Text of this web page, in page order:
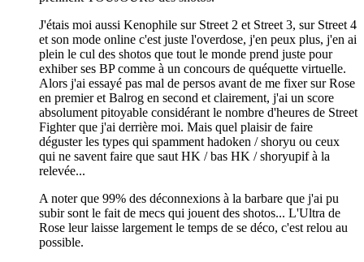
J'étais moi aussi Kenophile sur Street 2 et Street 3, sur Street 4
et son mode online c'est juste l'overdose, j'en peux plus, j'en ai
plein le cul des shotos que tout le monde prend juste pour
exhiber ses BP comme à un concours de quéquette virtuelle.
Alors j'ai essayé pas mal de persos avant de me fixer sur Rose
en premier et Balrog en second et clairement, j'ai un score
absolument pitoyable considérant le nombre d'heures de Street
Fighter que j'ai derrière moi. Mais quel plaisir de faire
déguster les types qui spamment hadoken / shoryu ou ceux
qui ne savent faire que saut HK / bas HK / shoryupif à la
relevée...
A noter que 99% des déconnexions à la barbare que j'ai pu
subir sont le fait de mecs qui jouent des shotos... L'Ultra de
Rose leur laisse largement le temps de se déco, c'est relou au
possible.